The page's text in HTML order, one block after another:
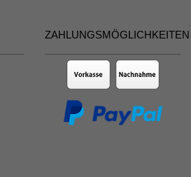
ZAHLUNGSMÖGLICHKEITEN